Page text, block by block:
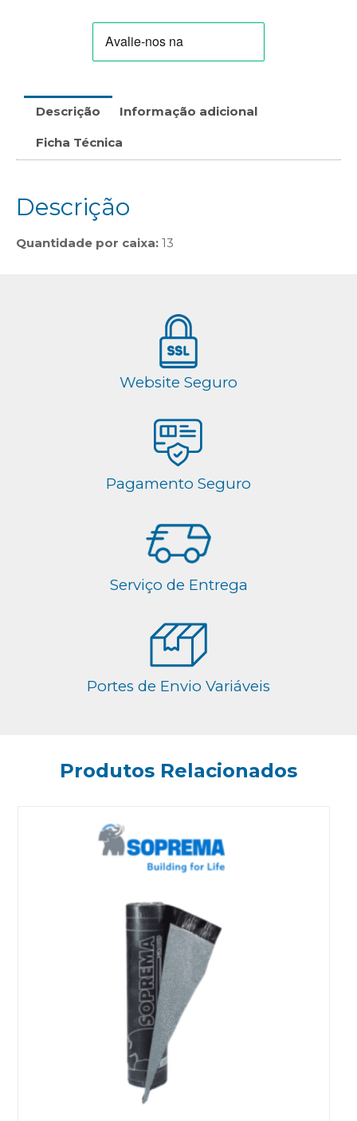
Descrição Informação adicional
Ficha Técnica
Descrição
Quantidade por caixa: 13
Website Seguro
Pagamento Seguro
Serviço de Entrega
Portes de Envio Variáveis
Produtos Relacionados